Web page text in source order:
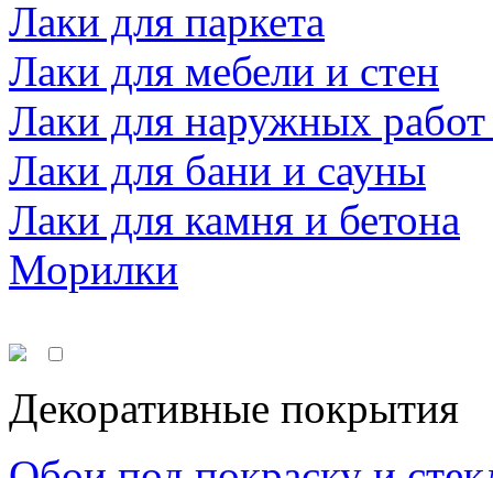
Лаки для паркета
Лаки для мебели и стен
Лаки для наружных
Лаки для бани и сауны
Лаки для камня и бетона
Морилки
Декоративные покрытия